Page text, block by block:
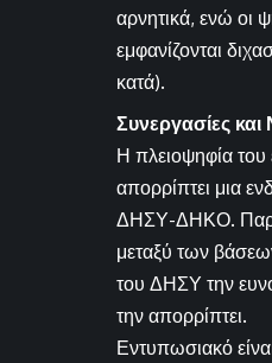
αρνητικά, ενώ οι
εμφανίζονται
κατά).
Συνεργασίες
Η πλειοψηφία
απορρίπτει μια
ΔΗΣΥ-ΔΗΚΟ.
μεταξύ των
του ΔΗΣΥ την
την απορρίπτει.
Εντυπωσιακό